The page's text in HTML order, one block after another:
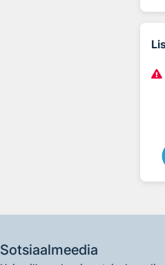
Sotsiaalmeedia